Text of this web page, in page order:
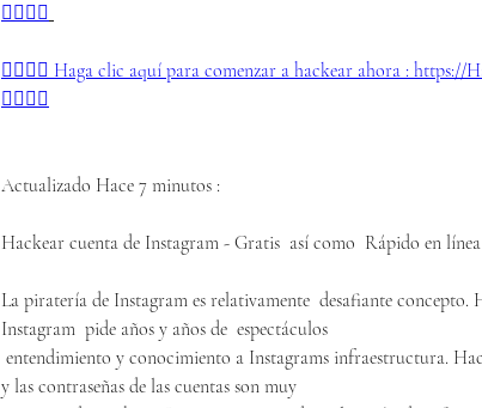
👈🏻👈🏻
👉🏻👉🏻 Haga clic aquí para comenzar a hackear ahora : https://
👈🏻👈🏻
Actualizado Hace 7 minutos :
Hackear cuenta de Instagram - Gratis  así como  Rápido en línea
La piratería de Instagram es relativamente  desafiante concepto.
Instagram  pide años y años de  espectáculos
y las contraseñas de las cuentas son muy